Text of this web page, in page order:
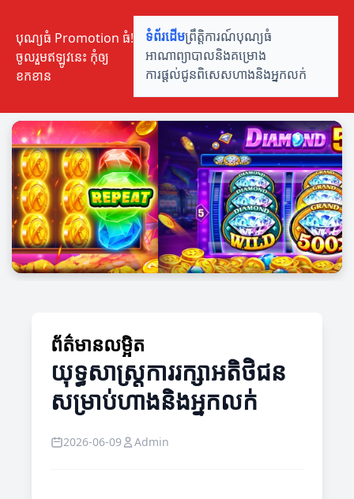
បុណ្យធំ Promotion ធំ!
ចូលរួមឥឡូវនេះ កុំឲ្យ
ខកខាន
ទំព័រដើមព្រឹត្តិការណ៍បុណ្យធំ
អាណាព្យាបាលនិងគម្រោង
ការផ្តល់ជូនពិសេសហាងនិងអ្នកលក់
ព័ត៌មានលម្អិត
យុទ្ធសាស្ត្រការរក្សាអតិថិជន
សម្រាប់ហាងនិងអ្នកលក់
2026-06-09 Admin